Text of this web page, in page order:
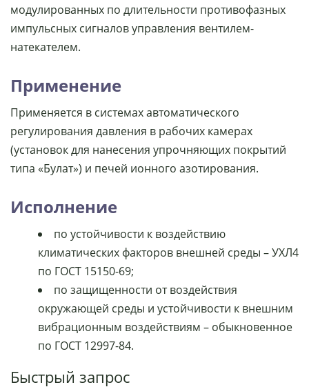
модулированных по длительности противофазных
импульсных сигналов управления вентилем-
натекателем.
Применение
Применяется в системах автоматического
регулирования давления в рабочих камерах
(установок для нанесения упрочняющих покрытий
типа «Булат») и печей ионного азотирования.
Исполнение
по устойчивости к воздействию
климатических факторов внешней среды – УХЛ4
по ГОСТ 15150-69;
по защищенности от воздействия
окружающей среды и устойчивости к внешним
вибрационным воздействиям – обыкновенное
по ГОСТ 12997-84.
Быстрый запрос